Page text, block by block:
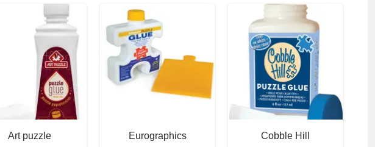
Art puzzle Eurographics Cobble Hill